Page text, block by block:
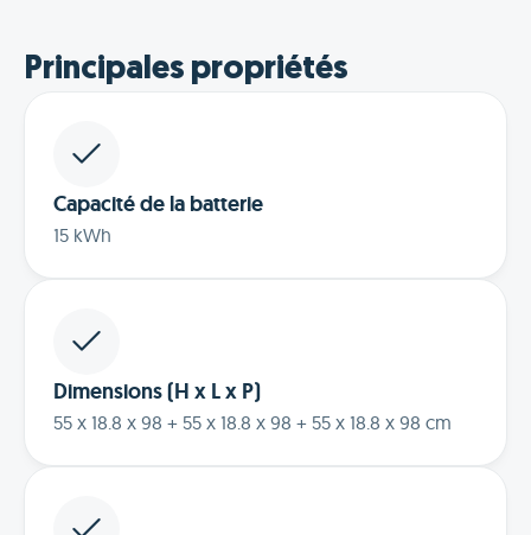
Principales propriétés
Capacité de la batterie
15 kWh
Dimensions (H x L x P)
55 x 18.8 x 98 + 55 x 18.8 x 98 + 55 x 18.8 x 98 cm